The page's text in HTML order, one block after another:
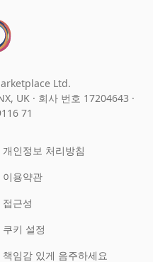
Ltd.
UK · 회사 번호 17204643 ·
71
개인정보 처리방침
이용약관
접근성
쿠키 설정
책임감 있게 음주하세요